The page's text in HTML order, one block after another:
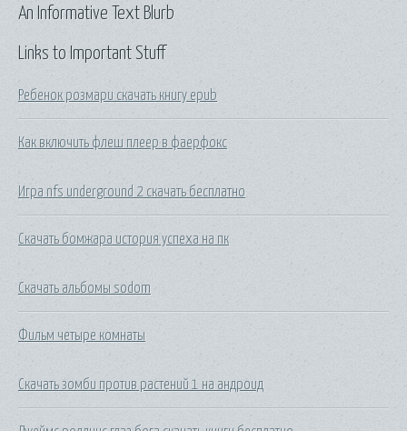
Links to Important Stuff
Ребенок розмари скачать книгу epub
Как включить флеш плеер в фаерфокс
Игра nfs underground 2 скачать бесплатно
Скачать бомжара история успеха на пк
Скачать альбомы sodom
Фильм четыре комнаты
Скачать зомби против растений 1 на андроид
An Informative Text Blurb